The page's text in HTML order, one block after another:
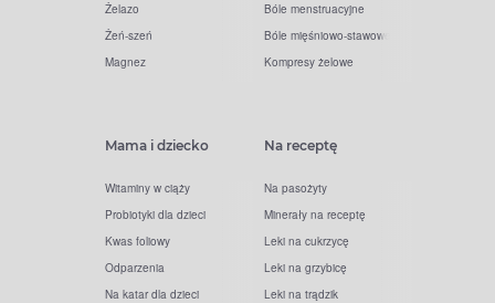
Żelazo
Żeń-szeń
Magnez
Bóle menstruacyjne
Bóle mięśniowo-stawowe
Kompresy żelowe
Mama i dziecko
Witaminy w ciąży
Probiotyki dla dzieci
Kwas foliowy
Odparzenia
Na katar dla dzieci
Na receptę
Na pasożyty
Minerały na receptę
Leki na cukrzycę
Leki na grzybicę
Leki na trądzik